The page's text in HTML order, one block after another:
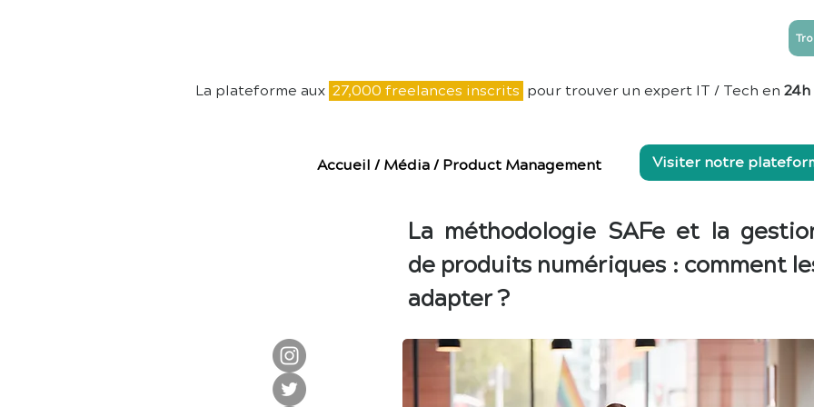
La plateforme aux 27,000 freelances inscrits pour trouver un expert IT / Tech en 24h
Accueil / Média/ Product Management Visiter notre
La méthodologie SAFe et la
de produits numériques : comment
adapter ?